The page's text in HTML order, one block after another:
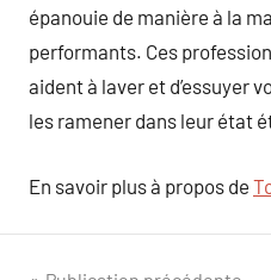
épanouie de manière à la
performants. Ces
aident à laver et d’essuyer
les ramener dans leur état
En savoir plus à propos de